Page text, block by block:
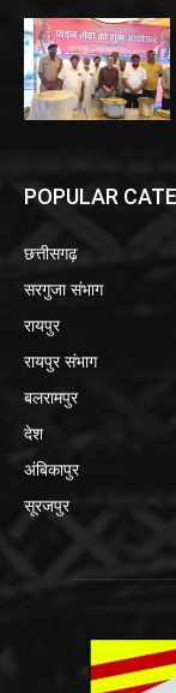
POPULAR
छत्तीसगढ़
सरगुजा संभाग
रायपुर
रायपुर संभाग
बलरामपुर
देश
अंबिकापुर
सूरजपुर